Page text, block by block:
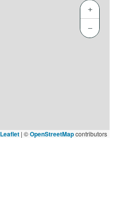
+
−
Leaflet | ©OpenStreetMapcontributors